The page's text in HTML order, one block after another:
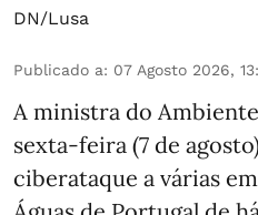
DN/Lusa
Publicado a: 07 Agosto 2026,
A ministra do
sexta-feira (7 de
ciberataque a várias